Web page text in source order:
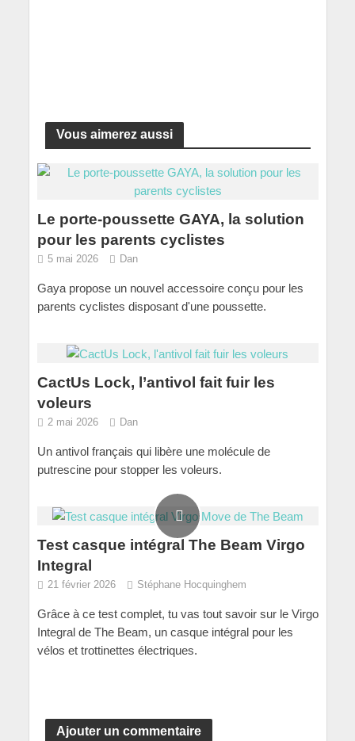
Vous aimerez aussi
Le porte-poussette GAYA, la solution
pour les parents cyclistes
5 mai 2026 Dan
Gaya propose un nouvel accessoire conçu pour les
parents cyclistes disposant d'une poussette.
CactUs Lock, l’antivol fait fuir les
voleurs
2 mai 2026 Dan
Un antivol français qui libère une molécule de
putrescine pour stopper les voleurs.
Test casque intégral The Beam Virgo
Integral
21 février 2026 Stéphane Hocquinghem
Grâce à ce test complet, tu vas tout savoir sur le Virgo
Integral de The Beam, un casque intégral pour les
vélos et trottinettes électriques.
Ajouter un commentaire